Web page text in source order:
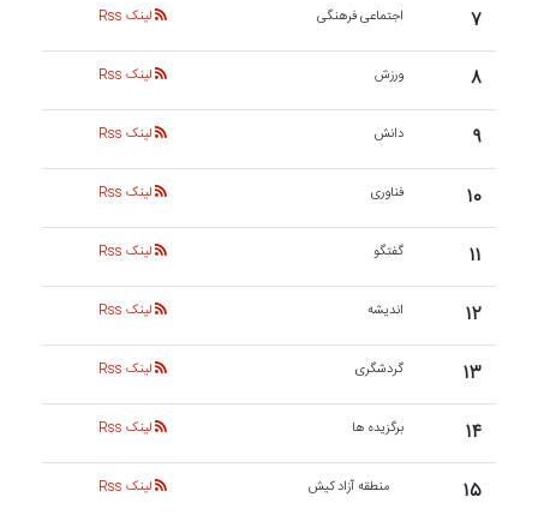
۷ اجتماعی فرهنگی لینک Rss
۸ ورزش لینک Rss
۹ دانش لینک Rss
۱۰ فناوری لینک Rss
۱۱ گفتگو لینک Rss
۱۲ اندیشه لینک Rss
۱۳ گردشگری لینک Rss
۱۴ برگزیده ها لینک Rss
۱۵ منطقه آزاد کیش لینک Rss